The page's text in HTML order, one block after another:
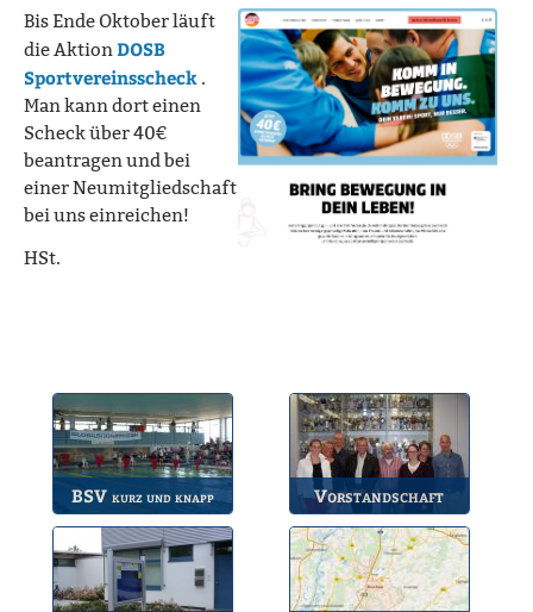
Bis Ende Oktober läuft
die AktionDOSB
Sportvereinsscheck .
Man kann dort einen
Scheck über 40€
beantragen und bei
einer Neumitgliedschaft
bei uns einreichen!
HSt.
BSV kurz und knapp
Die wichtigsten Infos
zum BSV.
Vorstandschaft
Unsere amtierende
Vorstandschaft.